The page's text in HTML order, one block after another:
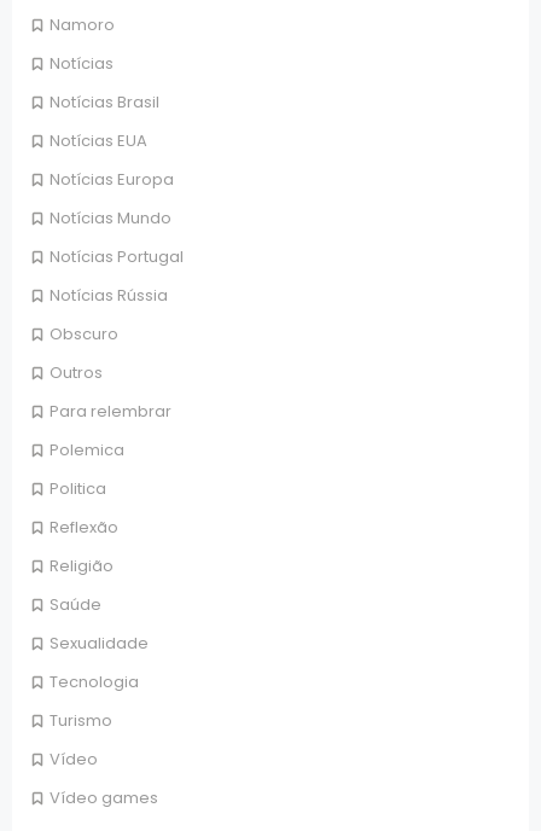
Namoro
Notícias
Notícias Brasil
Notícias EUA
Notícias Europa
Notícias Mundo
Notícias Portugal
Notícias Rússia
Obscuro
Outros
Para relembrar
Polemica
Politica
Reflexão
Religião
Saúde
Sexualidade
Tecnologia
Turismo
Vídeo
Vídeo games